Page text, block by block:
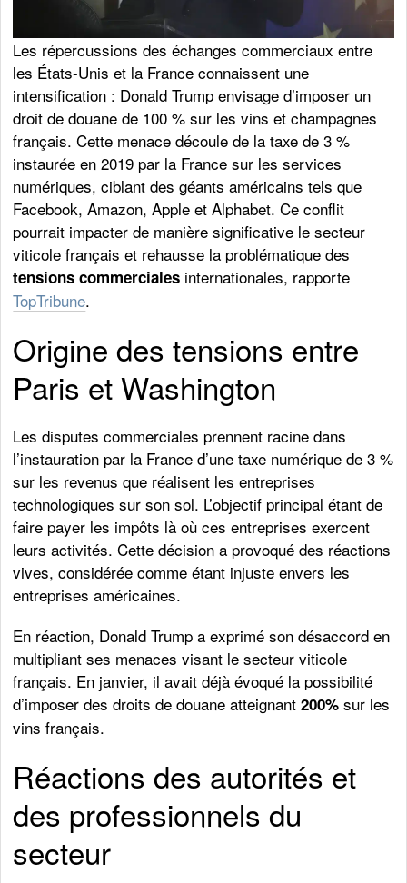
Les répercussions des échanges commerciaux entre
les États-Unis et la France connaissent une
intensification : Donald Trump envisage d’imposer un
droit de douane de 100 % sur les vins et champagnes
français. Cette menace découle de la taxe de 3 %
instaurée en 2019 par la France sur les services
numériques, ciblant des géants américains tels que
Facebook, Amazon, Apple et Alphabet. Ce conflit
pourrait impacter de manière significative le secteur
viticole français et rehausse la problématique des
tensions commerciales internationales, rapporte
TopTribune.
Origine des tensions entre
Paris et Washington
Les disputes commerciales prennent racine dans
l’instauration par la France d’une taxe numérique de 3 %
sur les revenus que réalisent les entreprises
technologiques sur son sol. L’objectif principal étant de
faire payer les impôts là où ces entreprises exercent
leurs activités. Cette décision a provoqué des réactions
vives, considérée comme étant injuste envers les
entreprises américaines.
En réaction, Donald Trump a exprimé son désaccord en
multipliant ses menaces visant le secteur viticole
français. En janvier, il avait déjà évoqué la possibilité
d’imposer des droits de douane atteignant200% sur les
vins français.
Réactions des autorités et
des professionnels du
secteur